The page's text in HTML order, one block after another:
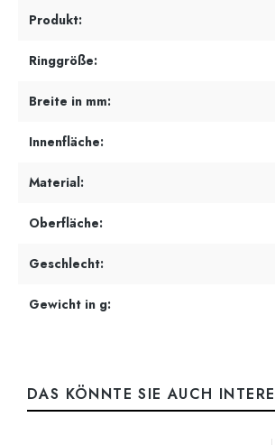
Produkt:
Ringgröße:
Breite in mm:
Innenfläche:
Material:
Oberfläche:
Geschlecht:
Gewicht in g:
DAS KÖNNTE SIE AUCH